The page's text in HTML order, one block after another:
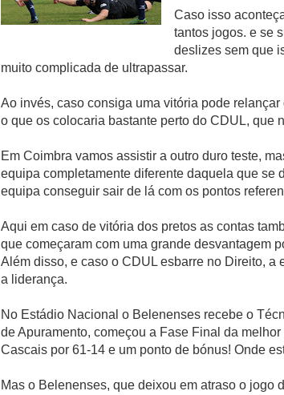
Caso isso
tantos jogos. e se
deslizes sem que
muito complicada de ultrapassar.
Ao invés, caso consiga uma vitória pode
o que os colocaria bastante perto do CDUL, que
Em Coimbra vamos assistir a outro duro teste,
equipa completamente diferente daquela que se
equipa conseguir sair de lá com os pontos
Aqui em caso de vitória dos pretos as contas
que começaram com uma grande desvantagem
Além disso, e caso o CDUL esbarre no Direito,
a liderança.
No Estádio Nacional o Belenenses recebe o
de Apuramento, começou a Fase Final da
Cascais por 61-14 e um ponto de bónus! Onde
Mas o Belenenses, que deixou em atraso o jogo